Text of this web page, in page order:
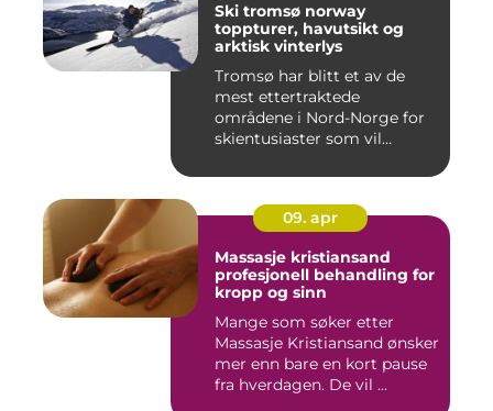
Ski tromsø norway
toppturer, havutsikt og
arktisk vinterlys
Tromsø har blitt et av de
mest ettertraktede
områdene i Nord-Norge for
skientusiaster som vil
09. apr
Massasje kristiansand
profesjonell behandling for
kropp og sinn
Mange som søker etter
Massasje Kristiansand ønsker
mer enn bare en kort pause
fra hverdagen. De vil ...